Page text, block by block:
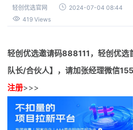
结算进度
无人直播
电商入门
轻创优选官网 2024-07-04 08:44
419 Views
轻创优选邀请码888111， 轻创优选
队长/合伙人】，请加张经理微信
注册>>>